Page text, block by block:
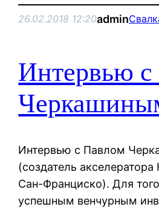
26.02.2018 12:20admin
Интервью
Интервью с Павлом
(создатель акселератора
Сан-Франциско). Для
успешным венчурным